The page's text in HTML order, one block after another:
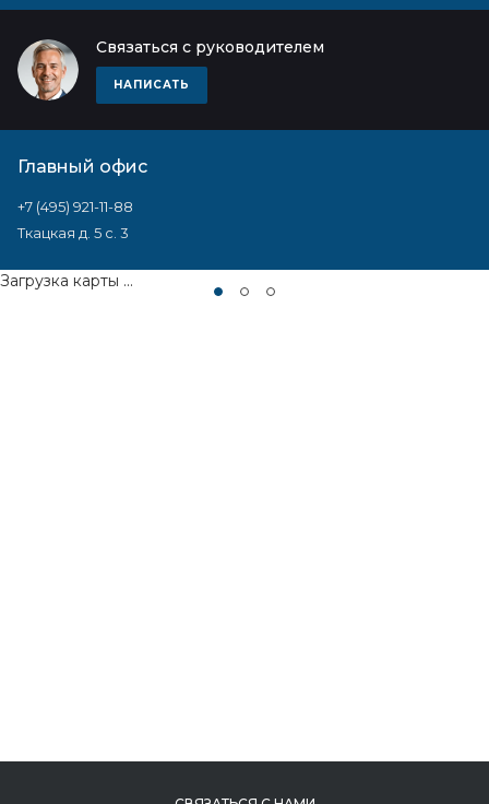
Связаться с руководителем
НАПИСАТЬ
Главный офис
+7 (495) 921-11-88
Ткацкая д. 5 с. 3
Загрузка карты ...